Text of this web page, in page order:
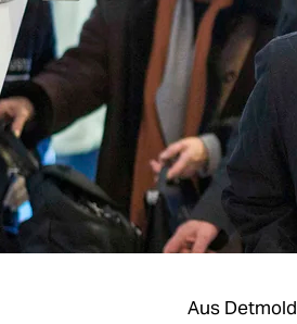
verlag
veranstaltungen
shop
fragen & hilfe
unterstützen
Aus Detmold